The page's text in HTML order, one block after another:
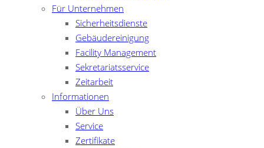
Für Unternehmen
Sicherheitsdienste
Gebäudereinigung
Facility Management
Sekretariatsservice
Zeitarbeit
Informationen
Über Uns
Service
Zertifikate